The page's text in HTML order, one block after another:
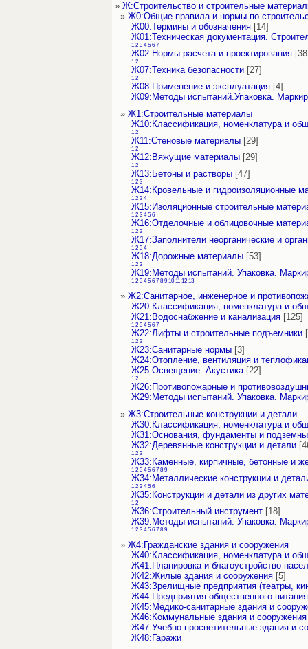
» Ж:Строительство и строительные
» Ж0:Общие правила и нормы по
Ж00:Термины и обозначения [14]
Ж01:Техническая документация.
1 2 3 4 5 6 7
Ж02:Нормы расчета и проектирования
1 2
Ж07:Техника безопасности [27]
1 2
Ж08:Применение и эксплуатация [4]
Ж09:Методы испытаний.Упаковка.
» Ж1:Строительные материалы
Ж10:Классификация, номенклатура и
1 2
Ж11:Стеновые материалы [29]
1 2
Ж12:Вяжущие материалы [29]
1 2
Ж13:Бетоны и растворы [47]
1 2 3
Ж14:Кровельные и гидроизоляционные
1 2 3 4
Ж15:Изоляционные строительные
1 2 3 4 5 6
Ж16:Отделочные и облицовочные
1 2 3
Ж17:Заполнители неорганические и
1 2 3 4
Ж18:Дорожные материалы [53]
1 2 3
Ж19:Методы испытаний. Упаковка.
1 2 3 4 5 6 7 8 9 10 11 12 13
» Ж2:Санитарное, инженерное и
Ж20:Классификация, номенклатура и
Ж21:Водоснабжение и канализация [125]
1 2 3 4 5 6 7
Ж22:Лифты и строительные подъемники
1 2 3
Ж23:Санитарные нормы [3]
Ж24:Отопление, вентиляция и
Ж25:Освещение. Акустика[22]
1 2
Ж26:Противопожарные и
Ж29:Методы испытаний. Упаковка.
» Ж3:Строительные конструкции и детали
Ж30:Классификация, номенклатура и
Ж31:Основания, фундаменты и
Ж32:Деревянные конструкции и детали
1 2 3
Ж33:Каменные, кирпичные, бетонные и
1 2 3 4 5 6 7 8 9
Ж34:Металлические конструкции и
1 2 3 4 5 6
Ж35:Конструкции и детали из других
1 2
Ж36:Строительный инструмент [18]
Ж39:Методы испытаний. Упаковка.
1 2 3 4 5 6 7 8 9
» Ж4:Гражданские здания и сооружения
Ж40:Классификация, номенклатура и
Ж41:Планировка и благоустройство
Ж42:Жилые здания и сооружения [5]
Ж43:Зрелищные предприятия (театры,
Ж44:Предприятия общественного
Ж45:Медико-санитарные здания и
Ж46:Коммунальные здания и сооружения
Ж47:Учебно-просветительные здания и
Ж48:Гаражи